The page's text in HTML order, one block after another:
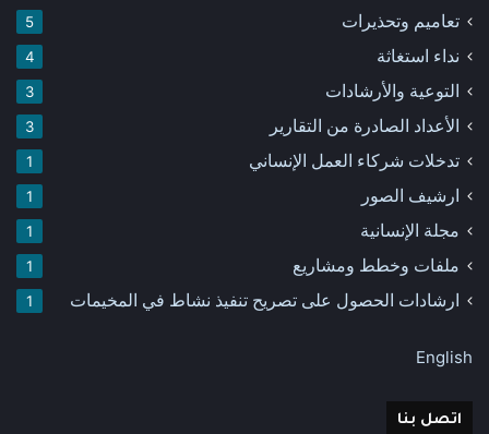
تعاميم وتحذيرات 5
نداء استغاثة 4
التوعية والأرشادات 3
الأعداد الصادرة من التقارير 3
تدخلات شركاء العمل الإنساني 1
ارشيف الصور 1
مجلة الإنسانية 1
ملفات وخطط ومشاريع 1
ارشادات الحصول على تصريح تنفيذ نشاط في المخيمات 1
English
اتصل بنا